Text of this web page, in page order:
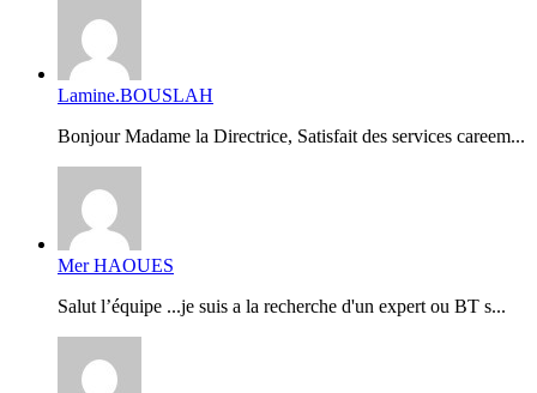
Lamine.BOUSLAH
Bonjour Madame la Directrice, Satisfait des services careem...
Mer HAOUES
Salut l’équipe ...je suis a la recherche d'un expert ou BT s...